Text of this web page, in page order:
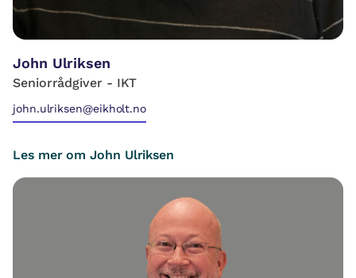
John Ulriksen
Seniorrådgiver - IKT
john.ulriksen@eikholt.no
Les mer om John Ulriksen